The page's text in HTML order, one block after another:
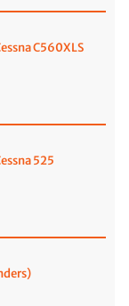
C560XLS
525